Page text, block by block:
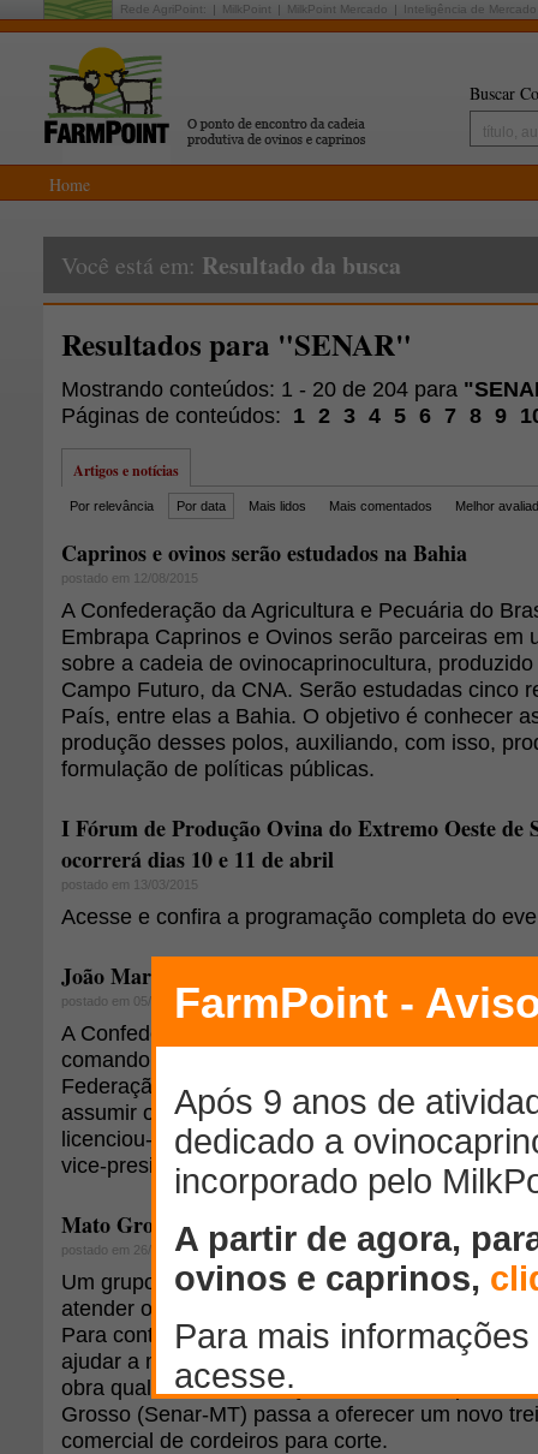
Rede AgriPoint: MilkPoint MilkPoint Mercado Inteligência de Mercado
Buscar
Home
Você está em: Resultado da busca
Resultados para "SENAR"
Mostrando conteúdos: 1 - 20 de 204 para
Páginas de conteúdos: 1 2 3 4 5 6 7 8 9
Artigos e notícias
Por relevância Por data Mais lidos Mais comentados Melhor
Caprinos e ovinos serão estudados na Bahia
postado em 12/08/2015
A Confederação da Agricultura e Pecuária do
Embrapa Caprinos e Ovinos serão parceiras em
sobre a cadeia de ovinocaprinocultura,
Campo Futuro, da CNA. Serão estudadas cinco
País, entre elas a Bahia. O objetivo é conhecer
produção desses polos, auxiliando, com isso,
formulação de políticas públicas.
I Fórum de Produção Ovina do Extremo Oeste de
ocorrerá dias 10 e 11 de abril
postado em 13/03/2015
Acesse e confira a programação completa do
João Martins é o novo presidente da CNA
postado em 05/01/2015
A Confederação da Agricultura e Pecuária do
comando de João Martins da Silva Júnior, que
Federação da Agricultura e Pecuária da Bahia
assumir o cargo de ministra da Agricultura, a
licenciou-se da presidência da CNA, passando o
vice-presidente [...]
Mato Grosso quer produzir ovinos em grande
postado em 26/08/2014
Um grupo de criadores de ovinos de Mato
atender o mercado consumidor de cordeiros do
Para contribuir com esse avanço na cadeia
ajudar a minimizar um dos gargalos do setor
obra qualificada, o Serviço Nacional de
Grosso (Senar-MT) passa a oferecer um novo
comercial de cordeiros para corte.